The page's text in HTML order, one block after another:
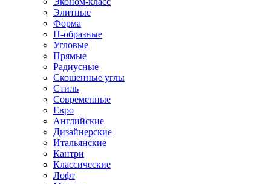
Элитные
Форма
П-образные
Угловые
Прямые
Радиусные
Скошенные углы
Стиль
Современные
Евро
Английские
Дизайнерские
Итальянские
Кантри
Классические
Лофт